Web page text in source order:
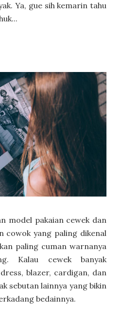
Ya, gue sih kemarin tahu
model pakaian cewek dan
cowok yang paling dikenal
paling cuman warnanya
Kalau cewek banyak
blazer, cardigan, dan
sebutan lainnya yang bikin
bedainnya.